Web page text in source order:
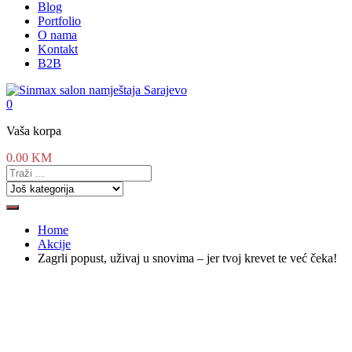
Blog
Portfolio
O nama
Kontakt
B2B
0
Vaša korpa
0.00 KM
Home
Akcije
Zagrli popust, uživaj u snovima – jer tvoj krevet te već čeka!